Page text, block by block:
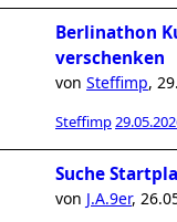
Berlinathon
verschenken
von Steffimp,
Steffimp
Suche
von J.A.9er,